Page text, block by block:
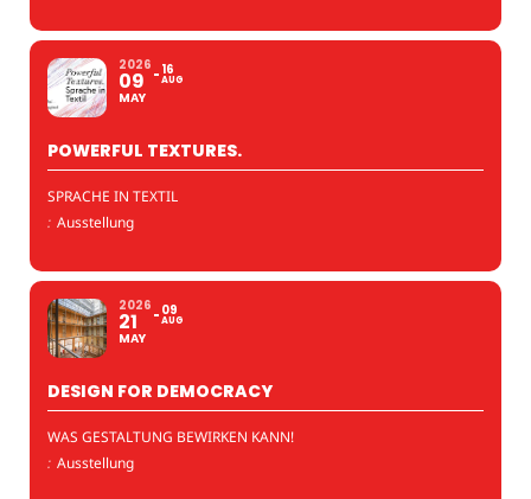
2026
09
MAY
16
AUG
POWERFUL TEXTURES.
SPRACHE IN TEXTIL
: Ausstellung
2026
21
MAY
09
AUG
DESIGN FOR DEMOCRACY
WAS GESTALTUNG BEWIRKEN KANN!
: Ausstellung